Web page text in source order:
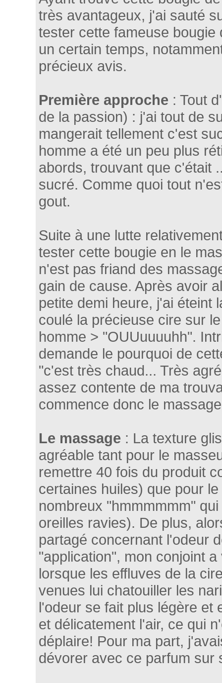
très avantageux, j'ai sauté
tester cette fameuse bougie
un certain temps,
précieux avis.
Première approche : Tout
de la passion) : j'ai tout de
mangerait tellement c'est
homme a été un peu plus
abords, trouvant que c'était
sucré. Comme quoi tout
gout.
Suite à une lutte
tester cette bougie en le
n'est pas friand des
gain de cause. Après avoir
petite demi heure, j'ai éteint
coulé la précieuse cire sur
homme > "OUUuuuuhh".
demande le pourquoi de
"c'est très chaud... Très
assez contente de ma
commence donc le
Le massage : La texture
agréable tant pour le
remettre 40 fois du produit
certaines huiles) que pour
nombreux "hmmmmmm"
oreilles ravies). De plus,
partagé concernant l'odeur
"application", mon conjoint
lorsque les effluves de la
venues lui chatouiller les
l'odeur se fait plus légère et
et délicatement l'air, ce qui
déplaire! Pour ma part,
dévorer avec ce parfum sur